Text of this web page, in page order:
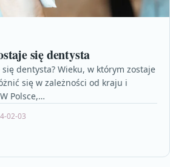
się dentysta
dentysta? Wieku, w którym zostaje
się w zależności od kraju i
Polsce,…
02-03